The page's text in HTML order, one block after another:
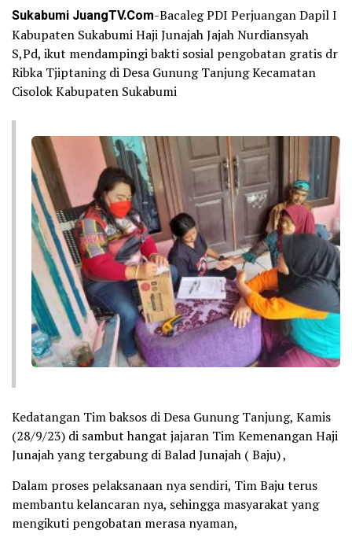
Sukabumi JuangTV.Com-Bacaleg PDI Perjuangan Dapil I
Kabupaten Sukabumi Haji Junajah Jajah Nurdiansyah
S,Pd, ikut mendampingi bakti sosial pengobatan gratis dr
Ribka Tjiptaning di Desa Gunung Tanjung Kecamatan
Cisolok Kabupaten Sukabumi
Kedatangan Tim baksos di Desa Gunung Tanjung, Kamis
(28/9/23) di sambut hangat jajaran Tim Kemenangan Haji
Junajah yang tergabung di Balad Junajah ( Baju) ,
Dalam proses pelaksanaan nya sendiri, Tim Baju terus
membantu kelancaran nya, sehingga masyarakat yang
mengikuti pengobatan merasa nyaman,